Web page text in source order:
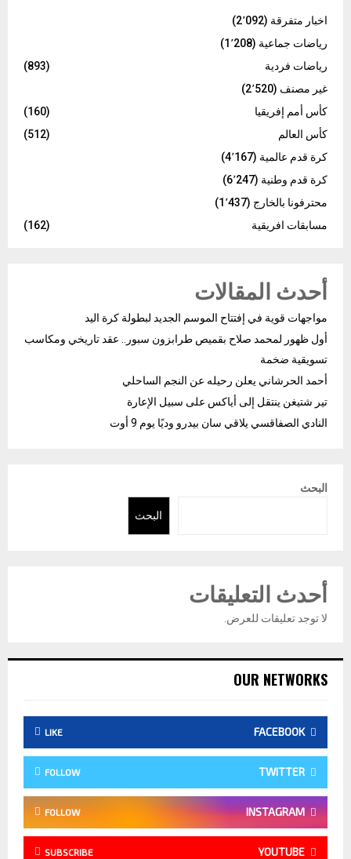
اخبار متفرقة (2٬092)
رياضات جماعية (1٬208)
رياضات فردية
(893)
غير مصنف (2٬520)
كأس أمم إفريقيا
(160)
كأس العالم
(512)
كرة قدم عالمية (4٬167)
كرة قدم وطنية (6٬247)
محترفونا بالخارج (1٬437)
مسابقات افريقية
(162)
أحدث المقالات
مواجهات قوية في إفتتاح الموسم الجديد لبطولة كرة اليد
أول ظهور لمحمد صلاح بقميص طرابزون سبور.. عقد تاريخي ومكاسب
تسويقية ضخمة
أحمد الحرشاني يعلن رحيله عن النجم الساحلي
تير شتيغن ينتقل إلى أياكس على سبيل الإعارة
النادي الصفاقسي يلاقي سان بيدرو وديًا يوم 9 أوت
البحث
البحث
أحدث التعليقات
لا توجد تعليقات للعرض.
OUR NETWORKS
FACEBOOK
LIKE
TWITTER
FOLLOW
INSTAGRAM
FOLLOW
YOUTUBE
SUBSCRIBE